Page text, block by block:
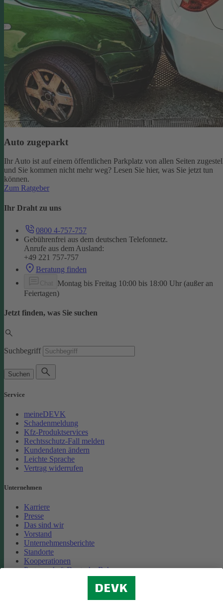
Auto zugeparkt
Ihr Auto ist auf einem öffentlichen Parkplatz von allen Seiten
und Sie kommen nicht mehr weg? Lesen Sie hier, was Sie jetzt tun
können.
Zum Ratgeber
Ihr Draht zu uns
0800 4-757-757
Gebührenfrei aus dem deutschen Telefonnetz.
Anrufe aus dem Ausland:
+49 221 757-757
Beratung finden
Montag bis Freitag 10:00 bis 18:00 Uhr (außer an
Feiertagen)
Jetzt finden, was Sie suchen
Suchbegriff
Suchen
Service
meineDEVK
Schadenmeldung
Kfz-Produktservices
Rechtsschutz-Fall melden
Kundendaten ändern
Leichte Sprache
Vertrag widerrufen
Unternehmen
Karriere
Presse
Das sind wir
Vorstand
Unternehmensberichte
Standorte
Kooperationen
Partnerschaft Deutsche Bahn